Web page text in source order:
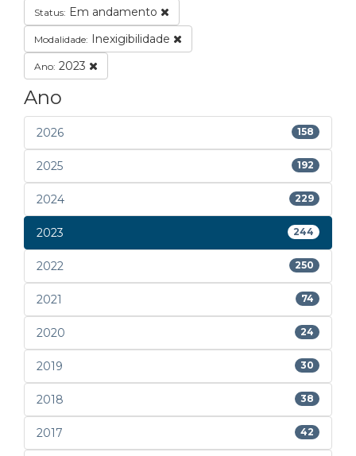
Status: Em andamento
Modalidade: Inexigibilidade
Ano: 2023
Ano
2026 158
2025 192
2024 229
2023 244
2022 250
2021 74
2020 24
2019 30
2018 38
2017 42